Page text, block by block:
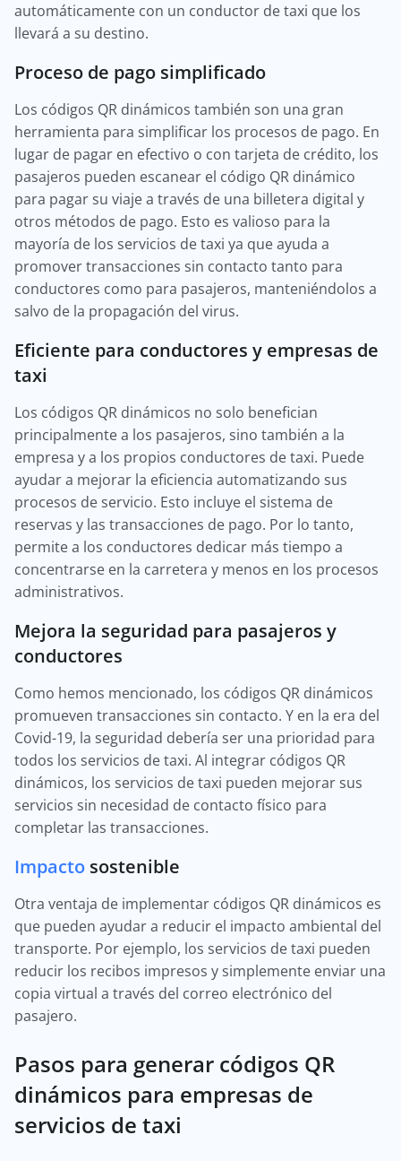
automáticamente con un conductor de taxi que los
llevará a su destino.
Proceso de pago simplificado
Los códigos QR dinámicos también son una gran
herramienta para simplificar los procesos de pago. En
lugar de pagar en efectivo o con tarjeta de crédito, los
pasajeros pueden escanear el código QR dinámico
para pagar su viaje a través de una billetera digital y
otros métodos de pago. Esto es valioso para la
mayoría de los servicios de taxi ya que ayuda a
promover transacciones sin contacto tanto para
conductores como para pasajeros, manteniéndolos a
salvo de la propagación del virus.
Eficiente para conductores y empresas de
taxi
Los códigos QR dinámicos no solo benefician
principalmente a los pasajeros, sino también a la
empresa y a los propios conductores de taxi. Puede
ayudar a mejorar la eficiencia automatizando sus
procesos de servicio. Esto incluye el sistema de
reservas y las transacciones de pago. Por lo tanto,
permite a los conductores dedicar más tiempo a
concentrarse en la carretera y menos en los procesos
administrativos.
Mejora la seguridad para pasajeros y
conductores
Como hemos mencionado, los códigos QR dinámicos
promueven transacciones sin contacto. Y en la era del
Covid-19, la seguridad debería ser una prioridad para
todos los servicios de taxi. Al integrar códigos QR
dinámicos, los servicios de taxi pueden mejorar sus
servicios sin necesidad de contacto físico para
completar las transacciones.
Impacto sostenible
Otra ventaja de implementar códigos QR dinámicos es
que pueden ayudar a reducir el impacto ambiental del
transporte. Por ejemplo, los servicios de taxi pueden
reducir los recibos impresos y simplemente enviar una
copia virtual a través del correo electrónico del
pasajero.
Pasos para generar códigos QR
dinámicos para empresas de
servicios de taxi